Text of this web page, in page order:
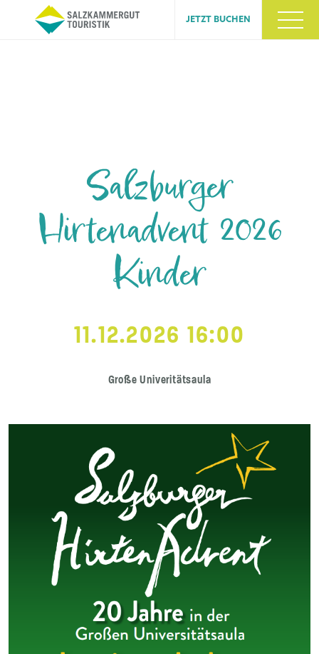
JETZT BUCHEN
Salzburger
Hirtenadvent 2026
Kinder
11.12.2026 16:00
Große Univeritätsaula